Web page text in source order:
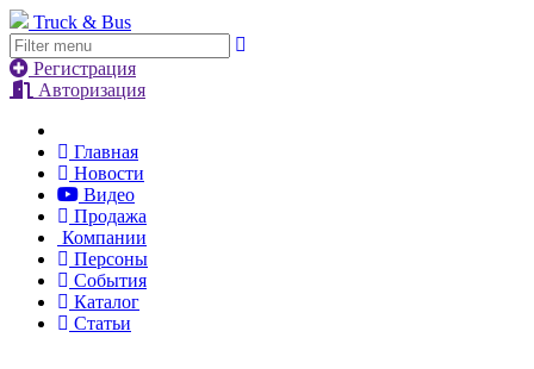
Truck & Bus
Регистрация
Авторизация
Главная
Новости
Видео
Продажа
Компании
Персоны
События
Каталог
Статьи